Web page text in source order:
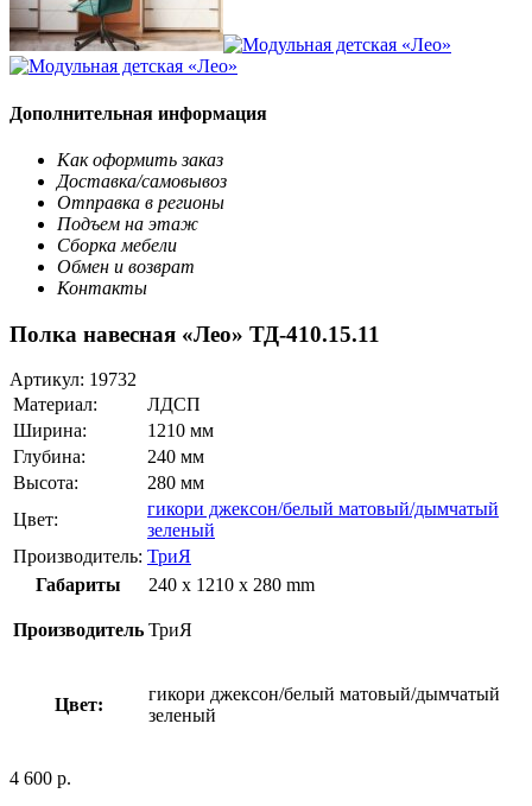
Дополнительная информация
Как оформить заказ
Доставка/самовывоз
Отправка в регионы
Подъем на этаж
Сборка мебели
Обмен и возврат
Контакты
Полка навесная «Лео» ТД-410.15.11
Артикул: 19732
Материал:
ЛДСП
Ширина:
1210 мм
Глубина:
240 мм
Высота:
280 мм
Цвет:
гикори джексон/белый матовый/дымчатый
зеленый
Производитель: ТриЯ
Габариты
240 x 1210 x 280 mm
Производитель ТриЯ
Цвет:
гикори джексон/белый матовый/дымчатый
зеленый
4 600 р.